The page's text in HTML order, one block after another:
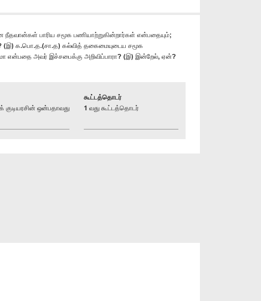
பாரிய சமூக பணியாற்றுகின்றார்கள் என்பதையும்;
(இ) க.பொ.த.(சா.த) கல்வித் தகைமையுடைய சமூக
என்பதை அவர் இச்சபைக்கு அறிவிப்பாரா? (இ) இன்றேல், ஏன்?
ஒன்பதாவது
கூட்டத்தொடர்
1 வது கூட்டத்தொடர்